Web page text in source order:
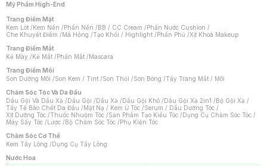
Mỹ Phẩm High-End
Trang Điểm Mặt
Kem Lót /Kem Nền /Phấn Nền /BB / CC Cream /Phấn Nước Cushion /
Che Khuyết Điểm /Má Hồng /Tạo Khối / Highlight /Phấn Phủ /Xịt Khoá Makeup
Trang Điểm Mắt
Kẻ Mày /Kẻ Mắt /Phấn Mắt /Mascara
Trang Điểm Môi
Son Dưỡng Môi /Son Kem / Tint /Son Thỏi /Son Bóng /Tẩy Trang Mắt / Môi
Chăm Sóc Tóc Và Da Đầu
Dầu Gội Và Dầu Xả /Dầu Gội /Dầu Xả /Dầu Gội Khô /Dầu Gội Xả 2in1 /Bộ Gội Xả /
Tẩy Tế Bào Chết Da Đầu /Mặt Nạ / Kem Ủ Tóc /Serum / Dầu Dưỡng Tóc /
Xịt Dưỡng Tóc /Thuốc Nhuộm Tóc /Sản Phẩm Tạo Kiểu Tóc /Dụng Cụ Chăm Sóc Tóc /
Máy Sấy Tóc /Lược /Bộ Chăm Sóc Tóc /Phụ Kiện Tóc
Chăm Sóc Cơ Thể
Kem Tẩy Lông /Dụng Cụ Tẩy Lông
Nước Hoa